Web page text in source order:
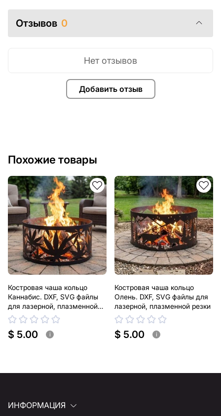
свяжитесь с нами в любое время, мы всегда готовы
помочь.
Отзывов 0
Добавить отзыв
Нет отзывов
Похожие товары
Костровая чаша кольцо
Каннабис. DXF, SVG файлы
для лазерной, плазменной
резки
$ 5.00 i
Костровая чаша кольцо
Олень. DXF, SVG файлы для
лазерной, плазменной резки
$ 5.00 i
ИНФОРМАЦИЯ